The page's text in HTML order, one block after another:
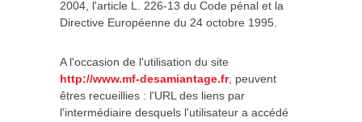
2004, l'article L. 226-13 du Code pénal et la
Directive Européenne du 24 octobre 1995.
A l'occasion de l'utilisation du site
http://www.mf-desamiantage.fr, peuvent
êtres recueillies : l'URL des liens par
l'intermédiaire desquels l'utilisateur a accédé